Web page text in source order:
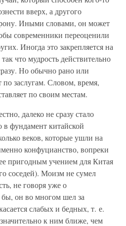
вверх, а другого
Иными словами, он может
современники переоценили
Иногда это закрепляется на
что мудрость действительно
Но обычно рано или
заслугам. Словом, время,
по своим местам.
далеко не сразу стало
фундамент китайской
веков, которые ушли на
конфуцианство, вопреки
пригодным учением для Китая
соседей). Моизм не сумел
не говоря уже о
бы, он во многом шел за
слабых и бедных, т. е.
к ним ближе, чем